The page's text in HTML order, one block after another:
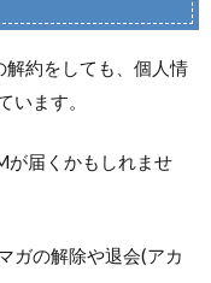
約をしても、個人情
います。
が届くかもしれませ
ガの解除や退会(アカ